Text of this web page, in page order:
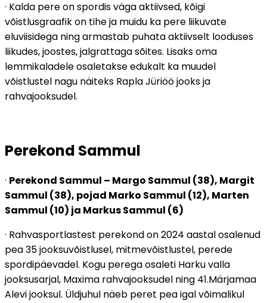
· Kalda pere on spordis väga aktiivsed, kõigi
võistlusgraafik on tihe ja muidu ka pere liikuvate
eluviisidega ning armastab puhata aktiivselt looduses
liikudes, joostes, jalgrattaga sõites. Lisaks oma
lemmikaladele osaletakse edukalt ka muudel
võistlustel nagu näiteks Rapla Jüriöö jooks ja
rahvajooksudel.
Perekond Sammul
· Perekond Sammul – Margo Sammul (38), Margit
Sammul (38), pojad Marko Sammul (12), Marten
Sammul (10) ja Markus Sammul (6)
· Rahvasportlastest perekond on 2024 aastal osalenud
pea 35 jooksuvõistlusel, mitmevõistlustel, perede
spordipäevadel. Kogu perega osaleti Harku valla
jooksusarjal, Maxima rahvajooksudel ning 41.Märjamaa
Alevi jooksul. Üldjuhul näeb peret pea igal võimalikul